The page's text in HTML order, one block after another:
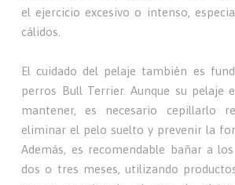
el ejercicio excesivo o intenso,
cálidos.
El cuidado del pelaje también es
perros Bull Terrier. Aunque su pelaje
mantener, es necesario cepillarlo
eliminar el pelo suelto y prevenir la
Además, es recomendable bañar a
dos o tres meses, utilizando